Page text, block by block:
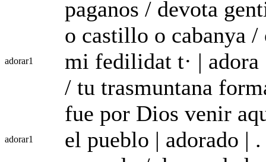
paganos / devota
adorar1
o castillo o cabanya
mi fedilidat t· |
/ tu trasmuntana
adorar1
fue por Dios venir
el pueblo | adorado |